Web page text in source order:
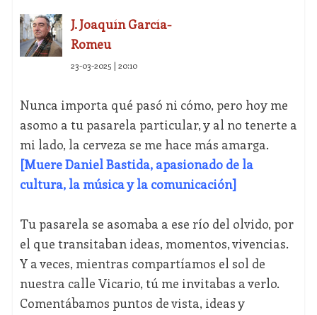
J. Joaquín García-
Romeu
23-03-2025 | 20:10
Nunca importa qué pasó ni cómo, pero hoy me
asomo a tu pasarela particular, y al no tenerte a
mi lado, la cerveza se me hace más amarga.
[Muere Daniel Bastida, apasionado de la
cultura, la música y la comunicación]
Tu pasarela se asomaba a ese río del olvido, por
el que transitaban ideas, momentos, vivencias.
Y a veces, mientras compartíamos el sol de
nuestra calle Vicario, tú me invitabas a verlo.
Comentábamos puntos de vista, ideas y